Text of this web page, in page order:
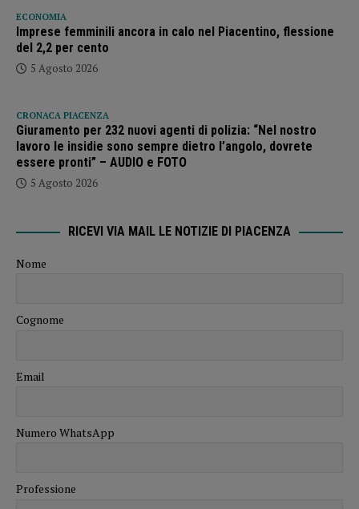
ECONOMIA
Imprese femminili ancora in calo nel Piacentino, flessione
del 2,2 per cento
5 Agosto 2026
CRONACA PIACENZA
Giuramento per 232 nuovi agenti di polizia: “Nel nostro
lavoro le insidie sono sempre dietro l’angolo, dovrete
essere pronti” – AUDIO e FOTO
5 Agosto 2026
RICEVI VIA MAIL LE NOTIZIE DI PIACENZA
Nome
Cognome
Email
Numero WhatsApp
Professione